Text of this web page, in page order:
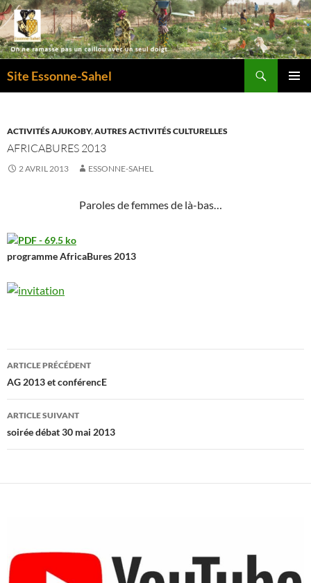
Site Essonne-Sahel
ACTIVITÉS AJUKOBY,AUTRES ACTIVITÉS CULTURELLES
AFRICABURES 2013
2 AVRIL 2013 ESSONNE-SAHEL
Paroles de femmes de là-bas…
programme AfricaBures 2013
Navigation
des
articles
ARTICLE PRÉCÉDENT
AG 2013 et conférencE
ARTICLE SUIVANT
soirée débat 30 mai 2013